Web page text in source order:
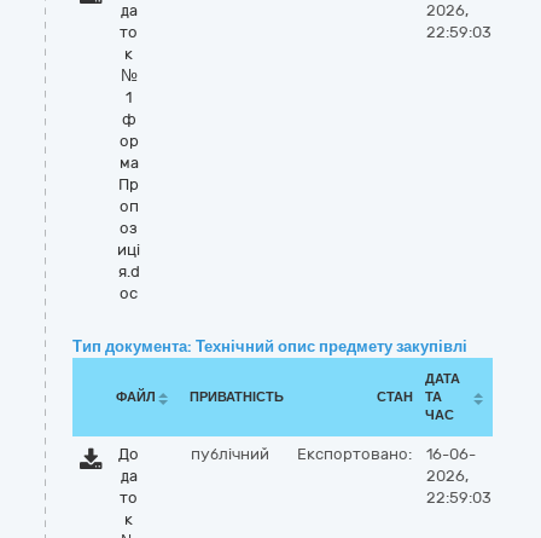
да
то
к
№
1
ф
ор
ма
Пр
оп
оз
иці
я.d
oc
2026,
22:59:03
Тип документа: Технічний опис предмету закупівлі
ФАЙЛ ПРИВАТНІСТЬ СТАН
ДАТА
ТА
ЧАС
До
да
то
к
публічний Експортовано:
16-06-
2026,
22:59:03